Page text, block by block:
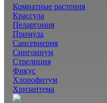
Комнатные растения
Крассула
Пеларгония
Примула
Сансевиерия
Сингониум
Стрелиция
Фикус
Хлорофитум
Хризантема